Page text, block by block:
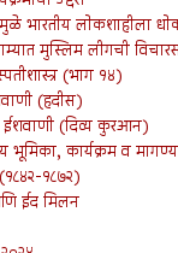
भारतीय लोकशाहीला
मुस्लिम लीगची
(भाग १४)
(हदीस)
ईशवाणी (दिव्य कुरआन)
भूमिका, कार्यक्रम व
१८७२)
ईद मिलन